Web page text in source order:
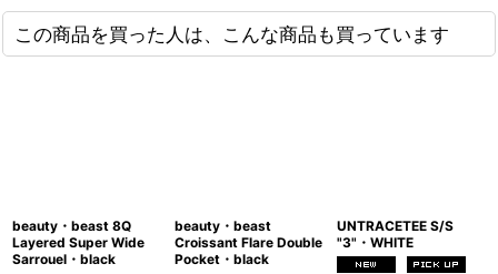
この商品を買った人は、こんな商品も買っています
beauty・beast 8Q
Layered Super Wide
Sarrouel・black
beauty・beast
Croissant Flare Double
Pocket・black
UNTRACETEE S/S
"3"・WHITE